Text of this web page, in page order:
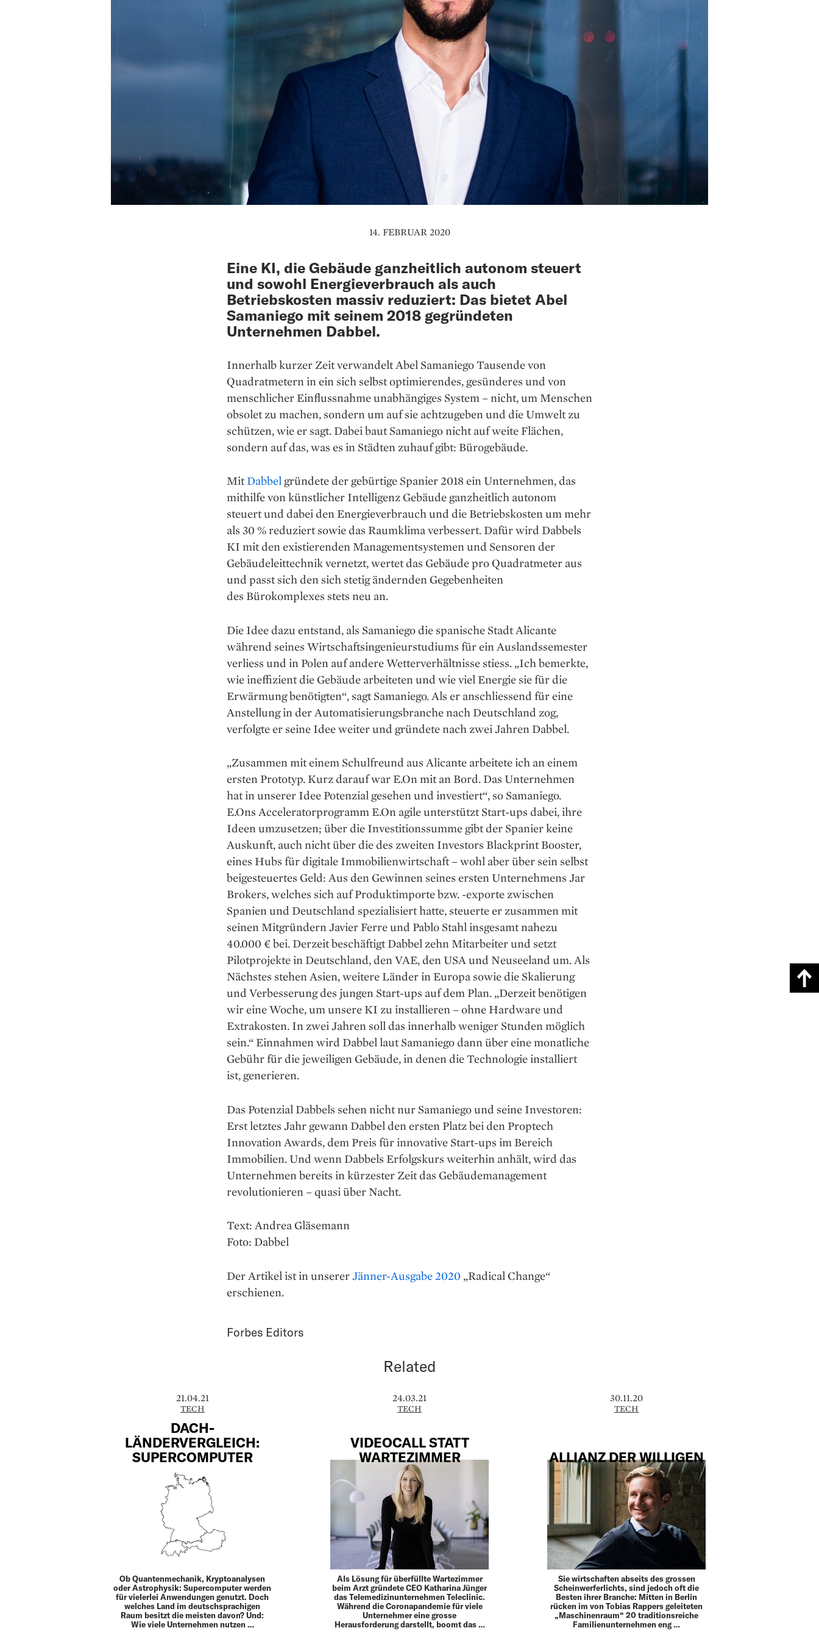
14. FEBRUAR 2020
Eine KI, die Gebäude ganzheitlich autonom steuert
und sowohl Energieverbrauch als auch
Betriebskosten massiv reduziert: Das bietet Abel
Samaniego mit seinem 2018 gegründeten
Unternehmen Dabbel.
Innerhalb kurzer Zeit verwandelt Abel Samaniego Tausende von
Quadratmetern in ein sich selbst ­optimierendes, gesünderes und von
menschlicher Einflussnahme unabhängiges System – nicht, um Menschen
obsolet zu machen, sondern um auf sie achtzugeben und die Umwelt zu
schützen, wie er sagt. Dabei baut Samaniego nicht auf weite Flächen,
sondern auf das, was es in ­Städten zuhauf gibt: Bürogebäude.
MitDabbel gründete der gebürtige Spanier 2018 ein Unternehmen, das
mithilfe von künstlicher Intelligenz Gebäude ganzheitlich autonom
steuert und dabei den Energieverbrauch und die Betriebskosten um mehr
als 30 % reduziert sowie das Raumklima verbessert. Dafür wird Dabbels
KI mit den existierenden Managementsystemen und Sensoren der
Gebäudeleittechnik vernetzt, wertet das Gebäude pro Quadrat­meter aus
und passt sich den sich ­stetig ändernden Gegebenheiten
des Bürokomplexes stets neu an.
Die Idee dazu entstand, als ­Samaniego die spanische Stadt Alicante
während seines Wirtschaftsingenieurstudiums für ein Auslandssemester
verliess und in Polen auf andere Wetterverhältnisse stiess. „Ich bemerkte,
wie ineffizient die Gebäude arbeiteten und wie viel Energie sie für die
Erwärmung benötigten“, sagt Samaniego. Als er anschliessend für eine
Anstellung in der Automatisierungsbranche nach Deutschland zog,
verfolgte er seine Idee weiter und gründete nach zwei Jahren Dabbel.
„Zusammen mit einem Schulfreund aus Alicante arbeitete ich an einem
ersten Prototyp. Kurz darauf war E.On mit an Bord. Das Unternehmen
hat in unserer Idee Potenzial gesehen und investiert“, so Samaniego.
E.Ons Acceleratorprogramm E.On agile unterstützt Start-ups dabei, ihre
Ideen umzusetzen; über die Investitionssumme gibt der Spanier keine
Auskunft, auch nicht über die des zweiten Investors Blackprint Booster,
eines Hubs für digitale Immobilienwirtschaft – wohl aber über sein selbst
beigesteuertes Geld: Aus den Gewinnen seines ersten Unternehmens Jar
Brokers, welches sich auf Produktimporte bzw. -exporte zwischen
Spanien und Deutschland spezialisiert hatte, steuerte er zusammen mit
seinen Mitgründern Javier Ferre und Pablo Stahl insgesamt nahezu
40.000 € bei. Derzeit beschäftigt Dabbel zehn Mitarbeiter und setzt
Pilotprojekte in Deutschland, den VAE, den USA und Neuseeland um. Als
Nächstes stehen Asien, weitere Länder in Europa sowie die Skalierung
und Verbesserung des jungen Start-ups auf dem Plan. „Derzeit benötigen
wir eine Woche, um unsere KI zu installieren – ohne Hardware und
Extrakosten. In zwei Jahren soll das innerhalb weniger Stunden möglich
sein.“ Einnahmen wird Dabbel laut Samaniego dann über eine monatliche
Gebühr für die jeweiligen Gebäude, in denen die Technologie installiert
ist, generieren.
Das Potenzial Dabbels sehen nicht nur Samaniego und seine Investoren:
Erst letztes Jahr gewann Dabbel den ersten Platz bei den Proptech
Innovation Awards, dem Preis für innovative Start-ups im Bereich
Immobilien. Und wenn Dabbels Erfolgskurs weiterhin anhält, wird das
Unternehmen bereits in kürzester Zeit das Gebäudemanagement
revolutionieren – quasi über Nacht.
Text: Andrea Gläsemann
Foto: Dabbel
Der Artikel ist in unsererJänner-Ausgabe 2020 „Radical Change“
erschienen.
Forbes Editors
Related
21.04.21
TECH
DACH-
LÄNDERVERGLEICH:
SUPERCOMPUTER
Ob Quantenmechanik, Kryptoanalysen
oder Astrophysik: Supercomputer werden
für vielerlei Anwendungen genutzt. Doch
welches Land im deutschsprachigen
Raum besitzt die meisten davon? Und:
Wie viele Unternehmen nutzen …
24.03.21
TECH
VIDEOCALL STATT
WARTEZIMMER
Als Lösung für überfüllte Wartezimmer
beim Arzt gründete CEO Katharina Jünger
das Telemedizinunternehmen Teleclinic.
Während die Coronapandemie für viele
Unternehmer eine grosse
Herausforderung darstellt, boomt das …
30.11.20
TECH
ALLIANZ DER WILLIGEN
Sie wirtschaften abseits des grossen
Scheinwerferlichts, sind jedoch oft die
Besten ihrer Branche: Mitten in Berlin
rücken im von Tobias Rappers geleiteten
„Maschinenraum“ 20 traditionsreiche
Familienunternehmen eng …